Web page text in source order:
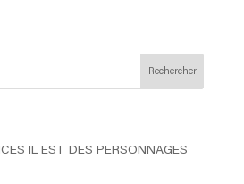
IL EST DES PERSONNAGES